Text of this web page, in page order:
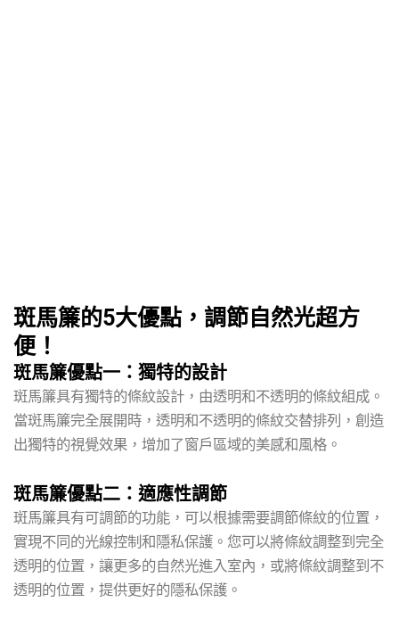
斑馬簾的5大優點，調節自然光超方
便！
斑馬簾優點一：獨特的設計
斑馬簾具有獨特的條紋設計，由透明和不透明的條紋組成。
當斑馬簾完全展開時，透明和不透明的條紋交替排列，創造
出獨特的視覺效果，增加了窗戶區域的美感和風格。
斑馬簾優點二：適應性調節
斑馬簾具有可調節的功能，可以根據需要調節條紋的位置，
實現不同的光線控制和隱私保護。您可以將條紋調整到完全
透明的位置，讓更多的自然光進入室內，或將條紋調整到不
透明的位置，提供更好的隱私保護。